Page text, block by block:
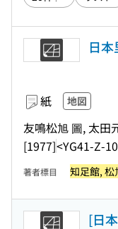
日
紙 地図
友鳴松旭 圖, 太田
[1977]<YG41-Z-
著者標目 知足館, 松
[日